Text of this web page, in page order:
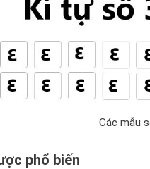
Các mẫu
phổ biến